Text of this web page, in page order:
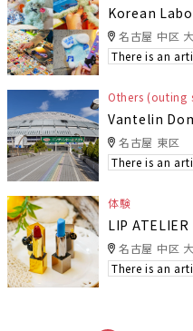
Korean Labo.
名古屋 中区
There is an
Others (outing
Vantelin
名古屋 東区
There is an
体験
LIP ATELIER
名古屋 中区
There is an